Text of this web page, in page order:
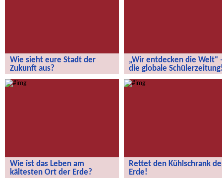
Wie sieht eure Stadt der
Zukunft aus?
Wie sieht eure Stadt der Zukunft aus?
„Wir entdecken die Welt“
die globale
„Wir entdecken die Welt“ – die
globale Schülerzeitung!
Wie ist das Leben am
kältesten Ort der Erde?
Rettet den Kühlschrank
Erde!